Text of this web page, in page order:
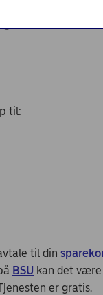
til:
til din
BSU kan det
er gratis.